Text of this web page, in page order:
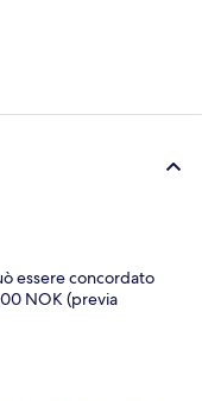
essere concordato
NOK (previa